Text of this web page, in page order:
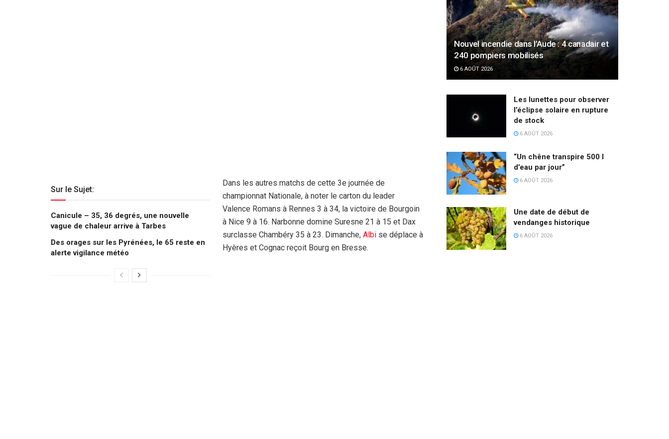
Sur le Sujet:
Canicule – 35, 36 degrés, une nouvelle
vague de chaleur arrive à Tarbes
Des orages sur les Pyrénées, le 65 reste en
alerte vigilance météo
Dans les autres matchs de cette 3e journée de
championnat Nationale, à noter le carton du leader
Valence Romans à Rennes 3 à 34, la victoire de Bourgoin
à Nice 9 à 16. Narbonne domine Suresne 21 à 15 et Dax
surclasse Chambéry 35 à 23. Dimanche, Albi se déplace à
Hyères et Cognac reçoit Bourg en Bresse.
Nouvel incendie dans l’Aude : 4 canadair et
240 pompiers mobilisés
6 AOÛT 2026
Les lunettes pour observer
l’éclipse solaire en rupture
de stock
6 AOÛT 2026
“Un chêne transpire 500 l
d’eau par jour”
6 AOÛT 2026
Une date de début de
vendanges historique
6 AOÛT 2026